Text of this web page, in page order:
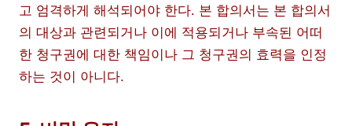
고 엄격하게 해석되어야 한다. 본 합의서는 본 합의서
의 대상과 관련되거나 이에 적용되거나 부속된 어떠
한 청구권에 대한 책임이나 그 청구권의 효력을 인정
하는 것이 아니다.